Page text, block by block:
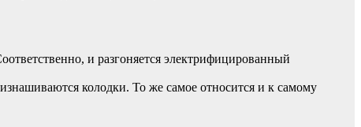
и разгоняется электрифицированный
колодки. То же самое относится и к самому